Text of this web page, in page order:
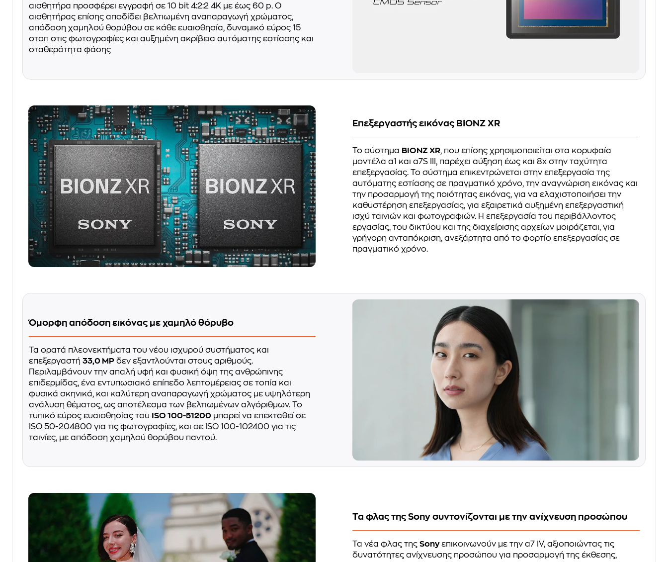
αισθητήρα προσφέρει εγγραφή σε 10 bit 4:2:2 4K με έως 60 p. Ο
αισθητήρας επίσης αποδίδει βελτιωμένη αναπαραγωγή χρώματος,
απόδοση χαμηλού θορύβου σε κάθε ευαισθησία, δυναμικό εύρος 15
στοπ στις φωτογραφίες και αυξημένη ακρίβεια αυτόματης εστίασης και
σταθερότητα φάσης
Επεξεργαστής εικόνας BIONZ XR
Το σύστημα BIONZ XR, που επίσης χρησιμοποιείται στα κορυφαία
μοντέλα α1 και α7S III, παρέχει αύξηση έως και 8x στην ταχύτητα
επεξεργασίας. Το σύστημα επικεντρώνεται στην επεξεργασία της
αυτόματης εστίασης σε πραγματικό χρόνο, την αναγνώριση εικόνας και
την προσαρμογή της ποιότητας εικόνας, για να ελαχιστοποιήσει την
καθυστέρηση επεξεργασίας, για εξαιρετικά αυξημένη επεξεργαστική
ισχύ ταινιών και φωτογραφιών. Η επεξεργασία του περιβάλλοντος
εργασίας, του δικτύου και της διαχείρισης αρχείων μοιράζεται, για
γρήγορη ανταπόκριση, ανεξάρτητα από το φορτίο επεξεργασίας σε
πραγματικό χρόνο.
Όμορφη απόδοση εικόνας με χαμηλό θόρυβο
Τα ορατά πλεονεκτήματα του νέου ισχυρού συστήματος και
επεξεργαστή 33,0 MP δεν εξαντλούνται στους αριθμούς.
Περιλαμβάνουν την απαλή υφή και φυσική όψη της ανθρώπινης
επιδερμίδας, ένα εντυπωσιακό επίπεδο λεπτομέρειας σε τοπία και
φυσικά σκηνικά, και καλύτερη αναπαραγωγή χρώματος με υψηλότερη
ανάλυση θέματος, ως αποτέλεσμα των βελτιωμένων αλγόριθμων. Το
τυπικό εύρος ευαισθησίας του
ISO 100-51200 μπορεί να επεκταθεί σε
ISO 50-204800 για τις φωτογραφίες, και σε ISO 100-102400 για τις
ταινίες, με απόδοση χαμηλού θορύβου παντού.
Τα φλας της Sony συντονίζονται με την ανίχνευση προσώπου
Τα νέα φλας τηςSonyεπικοινωνούν με την α7 IV, αξιοποιώντας τις
δυνατότητες ανίχνευσης προσώπου για προσαρμογή της έκθεσης,